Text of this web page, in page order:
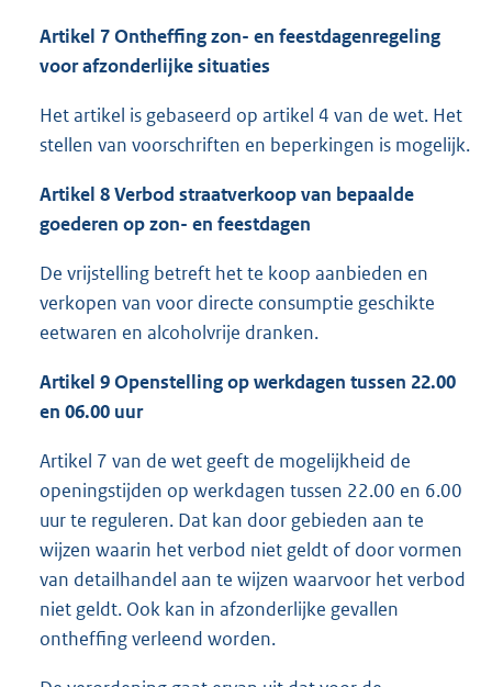
Artikel 7 Ontheffing zon- en feestdagenregeling
voor afzonderlijke situaties
Het artikel is gebaseerd op artikel 4 van de wet. Het
stellen van voorschriften en beperkingen is mogelijk.
Artikel 8 Verbod straatverkoop van bepaalde
goederen op zon- en feestdagen
De vrijstelling betreft het te koop aanbieden en
verkopen van voor directe consumptie geschikte
eetwaren en alcoholvrije dranken.
Artikel 9 Openstelling op werkdagen tussen 22.00
en 06.00 uur
Artikel 7 van de wet geeft de mogelijkheid de
openingstijden op werkdagen tussen 22.00 en 6.00
uur te reguleren. Dat kan door gebieden aan te
wijzen waarin het verbod niet geldt of door vormen
van detailhandel aan te wijzen waarvoor het verbod
niet geldt. Ook kan in afzonderlijke gevallen
ontheffing verleend worden.